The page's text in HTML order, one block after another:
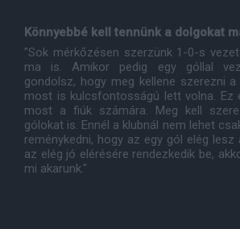
Könnyebbé kell tennünk a dolgokat
"Sok mérkőzésen szerzünk 1-0-s
ma is. Amikor pedig egy góllal
gondolsz, hogy meg kellene szerezni
most is kulcsfontosságú lett volna. Ez
most a fiúk számára. Meg kell
gólokat is. Ennél a klubnál nem lehet
reménykedni, hogy az egy gól elég lesz
az elég jó elérésére rendezkedik be,
mi akarunk."